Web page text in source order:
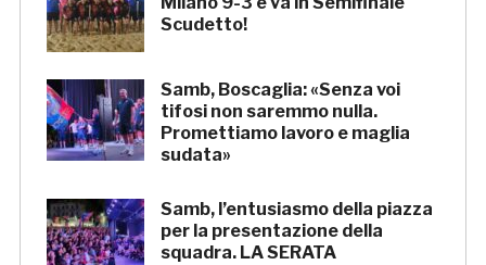
Scudetto!
Samb, Boscaglia: «Senza voi
tifosi non saremmo nulla.
Promettiamo lavoro e maglia
sudata»
Samb, l’entusiasmo della piazza
per la presentazione della
squadra. LA SERATA